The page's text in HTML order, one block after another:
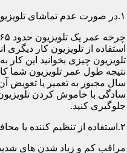
۱.در صورت عدم تماشای تلویزیون آن را خاموش کنید
استفاده از تلویزیون کار
تلویزیون چیزی بخوانید این
سال مجبور به تعمیر یا تعویض
سادگی با خاموش کردن
جلوگیری کنید.
۲.استفاده از تنظیم کننده یا محافظ ولتاژ
مراقب کم و زیاد شدن های شدید